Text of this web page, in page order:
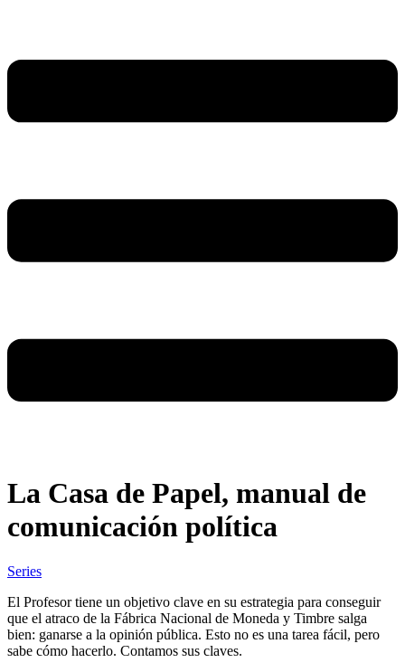
La Casa de Papel, manual de
comunicación política
Series
El Profesor tiene un objetivo clave en su estrategia para conseguir
que el atraco de la Fábrica Nacional de Moneda y Timbre salga
bien: ganarse a la opinión pública. Esto no es una tarea fácil, pero
sabe cómo hacerlo. Contamos sus claves.